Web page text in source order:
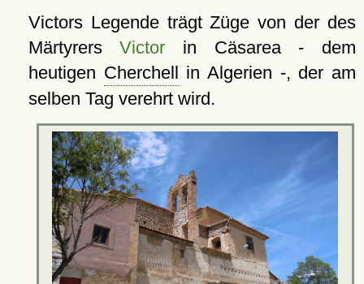
Victors Legende trägt Züge von der des
MärtyrersVictor in Cäsarea - dem
heutigen Cherchell in Algerien -, der am
selben Tag verehrt wird.